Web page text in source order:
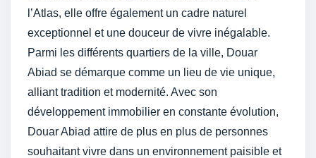
l’Atlas, elle offre également un cadre naturel
exceptionnel et une douceur de vivre inégalable.
Parmi les différents quartiers de la ville, Douar
Abiad se démarque comme un lieu de vie unique,
alliant tradition et modernité. Avec son
développement immobilier en constante évolution,
Douar Abiad attire de plus en plus de personnes
souhaitant vivre dans un environnement paisible et